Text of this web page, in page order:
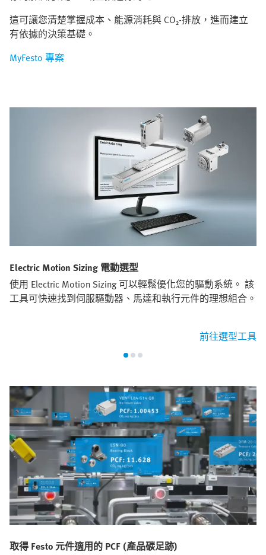
這可讓您清楚掌握成本、能源消耗與 CO₂‑排放，進而建立
有依據的決策基礎。
MyFesto 專案
Electric Motion Sizing 電動選型
使用 Electric Motion Sizing 可以輕鬆優化您的驅動系統。 該
工具可快速找到伺服驅動器、馬達和執行元件的理想組合。
前往選型工具
取得 Festo 元件適用的 PCF (產品碳足跡)